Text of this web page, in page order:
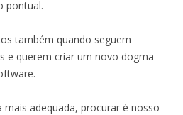
pontual.
também quando seguem
e querem criar um novo dogma
adequada, procurar é nosso